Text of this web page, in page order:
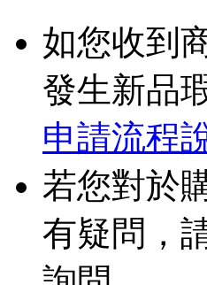
如您收到
發生新品
申請流程
若您對於
有疑問，